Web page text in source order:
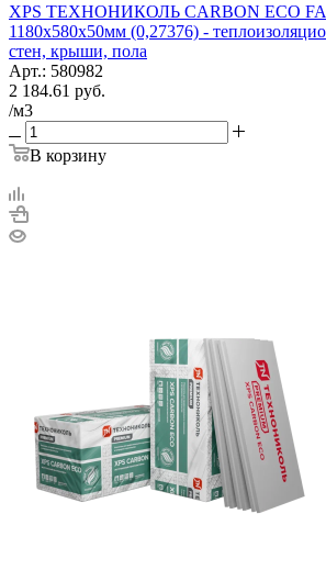
XPS ТЕХНОНИКОЛЬ CARBON ECO
1180х580х50мм (0,27376) -
стен, крыши, пола
Арт.: 580982
2 184.61 руб.
/м3
В корзину